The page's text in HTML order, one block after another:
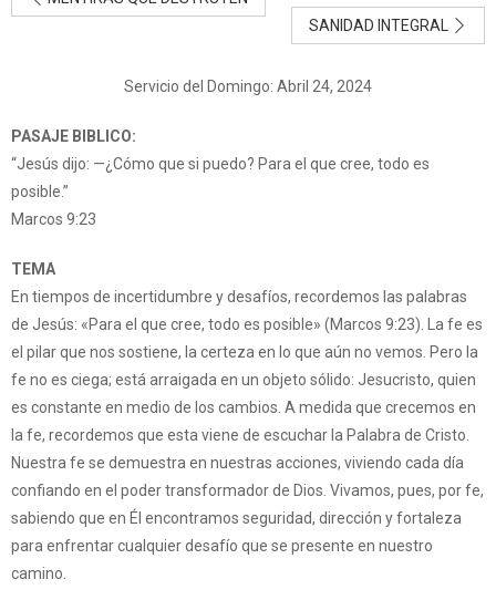
SANIDAD INTEGRAL
Servicio del Domingo: Abril 24, 2024
PASAJE BIBLICO:
“Jesús dijo: —¿Cómo que si puedo? Para el que cree, todo es
posible.”
Marcos 9:23
TEMA
En tiempos de incertidumbre y desafíos, recordemos las palabras
de Jesús: «Para el que cree, todo es posible» (Marcos 9:23). La fe es
el pilar que nos sostiene, la certeza en lo que aún no vemos. Pero la
fe no es ciega; está arraigada en un objeto sólido: Jesucristo, quien
es constante en medio de los cambios. A medida que crecemos en
la fe, recordemos que esta viene de escuchar la Palabra de Cristo.
Nuestra fe se demuestra en nuestras acciones, viviendo cada día
confiando en el poder transformador de Dios. Vivamos, pues, por fe,
sabiendo que en Él encontramos seguridad, dirección y fortaleza
para enfrentar cualquier desafío que se presente en nuestro
camino.